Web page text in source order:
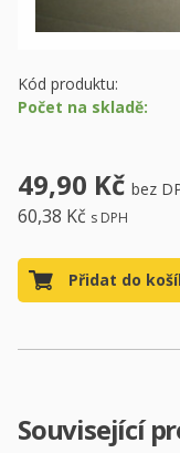
Kód produktu:
Počet na skladě:
49,90 Kč bez
60,38 Kč s DPH
Přidat do
Související